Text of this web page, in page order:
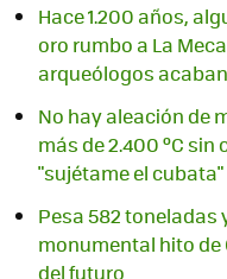
Hace 1.200 años,
oro rumbo a La
arqueólogos
No hay aleación de
más de 2.400 ºC sin
"sujétame el cubata"
Pesa 582 toneladas
monumental hito de
del futuro